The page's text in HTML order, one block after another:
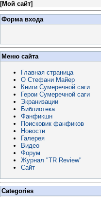
[Мой сайт]
Форма входа
Меню сайта
Главная страница
О Стефани Майер
Книги Сумеречной саги
Герои Сумеречной саги
Экранизации
Библиотека
Фанфикшн
Поисковик фанфиков
Новости
Галерея
Видео
Форум
Журнал "TR Review"
Сайт
Categories